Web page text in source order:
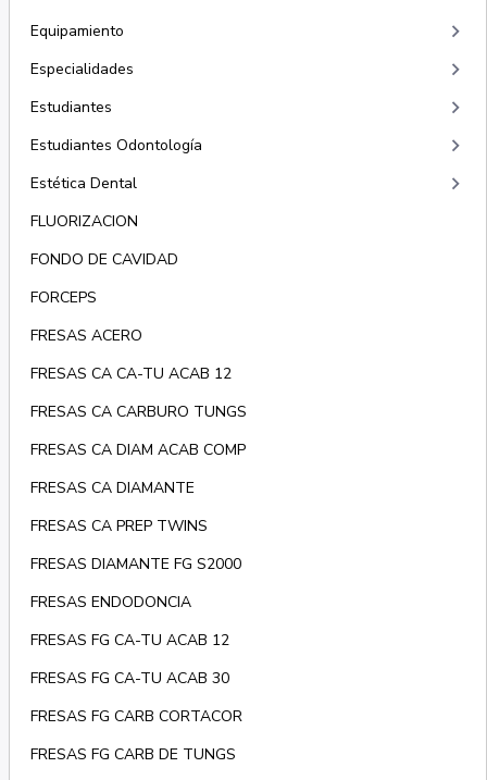
Equipamiento keyboard_arrow_right
Especialidades keyboard_arrow_right
Estudiantes keyboard_arrow_right
Estudiantes Odontología keyboard_arrow_right
Estética Dental keyboard_arrow_right
FLUORIZACION
FONDO DE CAVIDAD
FORCEPS
FRESAS ACERO
FRESAS CA CA-TU ACAB 12
FRESAS CA CARBURO TUNGS
FRESAS CA DIAM ACAB COMP
FRESAS CA DIAMANTE
FRESAS CA PREP TWINS
FRESAS DIAMANTE FG S2000
FRESAS ENDODONCIA
FRESAS FG CA-TU ACAB 12
FRESAS FG CA-TU ACAB 30
FRESAS FG CARB CORTACOR
FRESAS FG CARB DE TUNGS